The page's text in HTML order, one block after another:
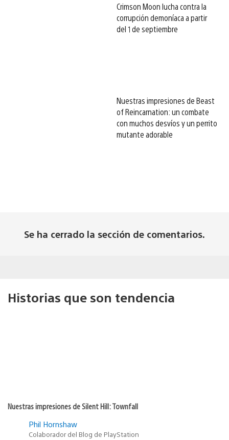
Crimson Moon lucha contra la
corrupción demoníaca a partir
del 1 de septiembre
Nuestras impresiones de Beast
of Reincarnation: un combate
con muchos desvíos y un perrito
mutante adorable
Se ha cerrado la sección de comentarios.
Historias que son tendencia
Nuestras impresiones de Silent Hill: Townfall
Phil Hornshaw
Colaborador del Blog de PlayStation